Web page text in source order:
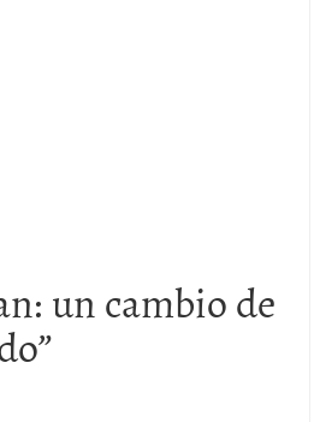
un cambio de
”